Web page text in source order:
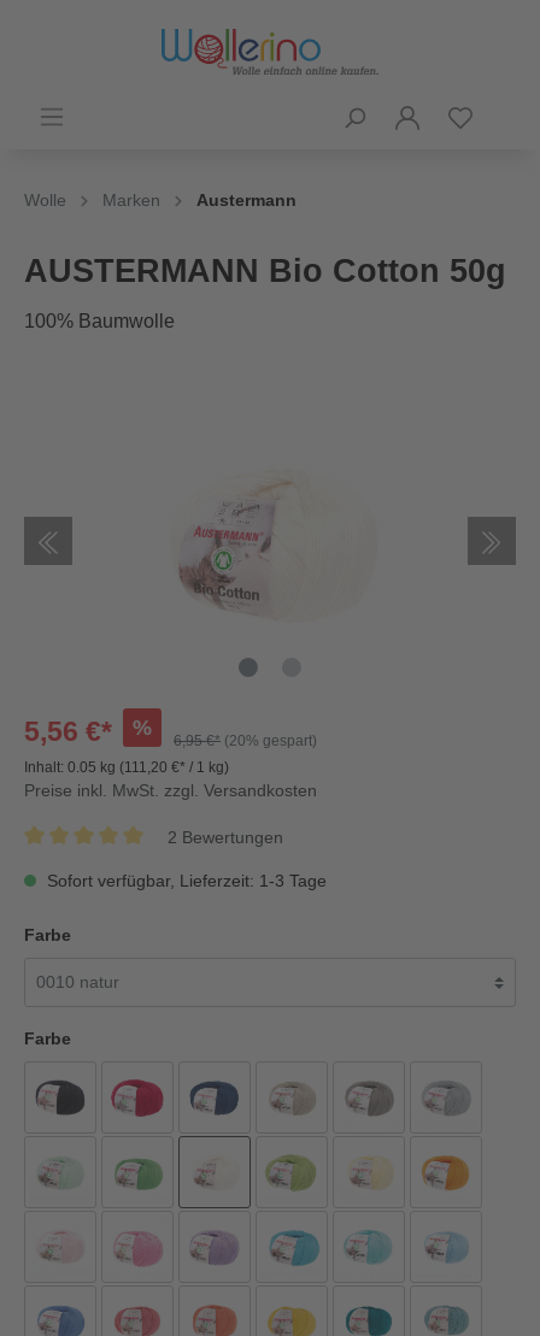
Wolle Marken Austermann
AUSTERMANN Bio Cotton 50g
100% Baumwolle
5,56 €* %
6,95 €* (20% gespart)
Inhalt: 0.05 kg (111,20 €* / 1 kg)
Preise inkl. MwSt. zzgl. Versandkosten
2 Bewertungen
Sofort verfügbar, Lieferzeit: 1-3 Tage
Farbe
Farbe